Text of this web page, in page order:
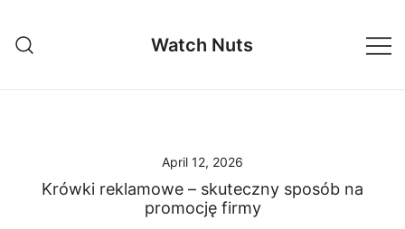
content
Watch Nuts
April 12, 2026
Krówki reklamowe – skuteczny sposób na
promocję firmy